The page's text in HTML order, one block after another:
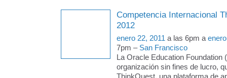
Competencia Internacional
2012
enero 22, 2011 a las 6pm a
7pm – San Francisco
La Oracle Education Foundation
organización sin fines de lucro,